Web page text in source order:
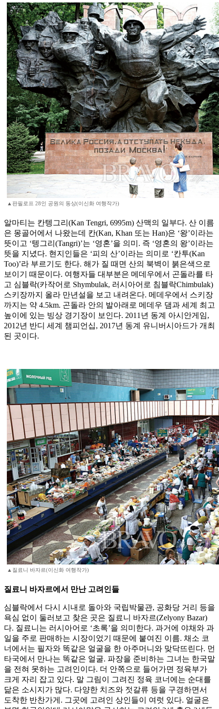
▲판필로프 28인 공원의 동상(이신화 여행작가)
알마티는 칸텡그리(Kan Tengri, 6995m) 산맥의 일부다. 산 이름
은 몽골어에서 나왔는데 칸(Kan, Khan 또는 Han)은 ‘왕’이라는
뜻이고 ‘텡그리(Tangri)’는 ‘영혼’을 의미. 즉 ‘영혼의 왕’이라는
뜻을 지녔다. 현지인들은 ‘피의 산’이라는 의미로 ‘칸투(Kan
Too)’라 부르기도 한다. 해가 질 때면 산의 북벽이 붉은색으로
보이기 때문이다. 여행자들 대부분은 메데우에서 곤돌라를 타
고 심블락(카작어로 Shymbulak, 러시아어로 침블락Chimbulak)
스키장까지 올라 만년설을 보고 내려온다. 메데우에서 스키장
까지는 약 4.5km. 곤돌라 안의 발아래로 메데우 댐과 세계 최고
높이에 있는 빙상 경기장이 보인다. 2011년 동계 아시안게임,
2012년 반디 세계 챔피언십, 2017년 동계 유니버시아드가 개최
된 곳이다.
▲질료니 바자르(이신화 여행작가)
질료니 바자르에서 만난 고려인들
심블락에서 다시 시내로 돌아와 국립박물관, 공화당 거리 등을
욕심 없이 둘러보고 찾은 곳은 질료니 바자르(Zelyony Bazar)
다. 질료니는 러시아어로 ‘초록’을 의미한다. 과거에 야채와 과
일을 주로 판매하는 시장이었기 때문에 붙여진 이름. 채소 코
너에서는 필자와 똑같은 얼굴을 한 아주머니와 맞닥뜨린다. 먼
타국에서 만나는 똑같은 얼굴. 파장을 준비하는 그녀는 한국말
을 전혀 못하는 고려인이다. 더 안쪽으로 들어가면 정육부가
크게 자리 잡고 있다. 말 그림이 그려진 정육 코너에는 순대를
닮은 소시지가 많다. 다양한 치즈와 젓갈류 등을 구경하면서
도착한 반찬가게. 그곳에 고려인 상인들이 여럿 있다. 얼굴은